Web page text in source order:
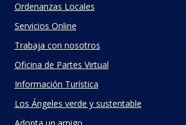
Ordenanzas Locales
Servicios Online
Trabaja con nosotros
Oficina de Partes Virtual
Información Turística
Los Ángeles verde y sustentable